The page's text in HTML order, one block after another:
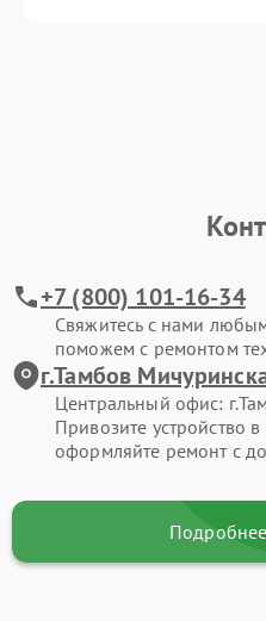
+7 (800) 101-16-34
Свяжитесь с нами
поможем с ремонтом
г.Тамбов
Центральный офис:
Привозите устройство
оформляйте ремонт с